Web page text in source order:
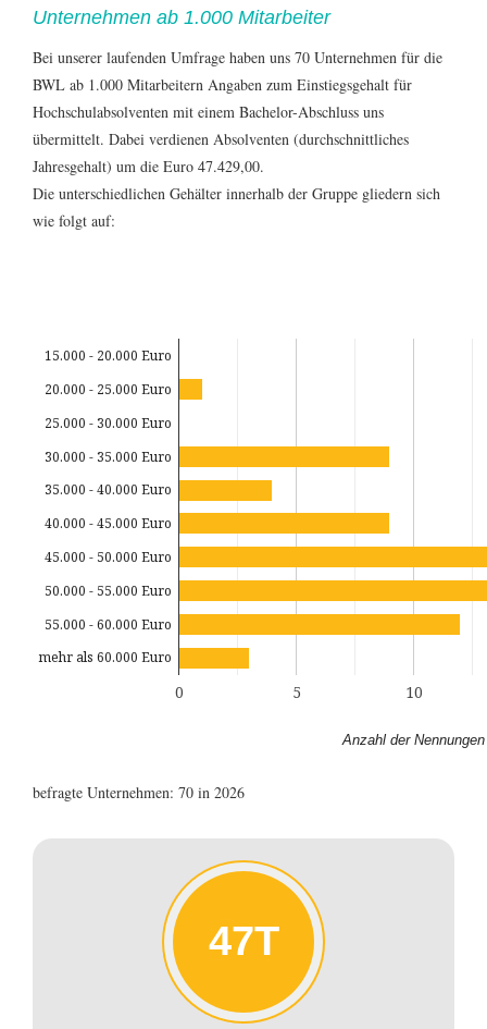
Unternehmen ab 1.000 Mitarbeiter
Bei unserer laufenden Umfrage haben uns 70 Unternehmen für die
BWL ab 1.000 Mitarbeitern Angaben zum Einstiegsgehalt für
Hochschulabsolventen mit einem Bachelor-Abschluss uns
übermittelt. Dabei verdienen Absolventen (durchschnittliches
Jahresgehalt) um die Euro 47.429,00.
Die unterschiedlichen Gehälter innerhalb der Gruppe gliedern sich
wie folgt auf:
0 5 10
15.000 - 20.000 Euro
20.000 - 25.000 Euro
25.000 - 30.000 Euro
30.000 - 35.000 Euro
35.000 - 40.000 Euro
40.000 - 45.000 Euro
45.000 - 50.000 Euro
50.000 - 55.000 Euro
55.000 - 60.000 Euro
mehr als 60.000 Euro
Anzahl der Nennungen
befragte Unternehmen: 70 in 2026
47T